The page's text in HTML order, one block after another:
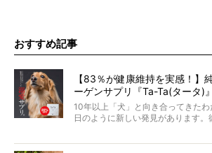
おすすめ記事
【83％が健康維持を実感！】
ーゲンサプリ『Ta-Ta(タータ)
10年以上「犬」と向き合ってきた
日のように新しい発見があります
のこと、「食事」に関することも